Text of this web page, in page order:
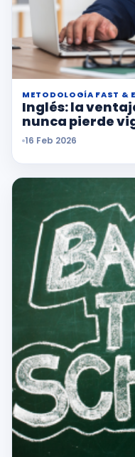
METODOLOGÍA FAST &
Inglés: la
nunca pierde
16 Feb 2026